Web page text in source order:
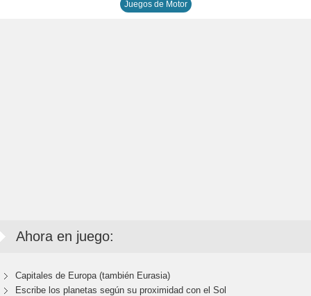
Juegos de Motor
Ahora en juego:
Capitales de Europa (también Eurasia)
Escribe los planetas según su proximidad con el Sol